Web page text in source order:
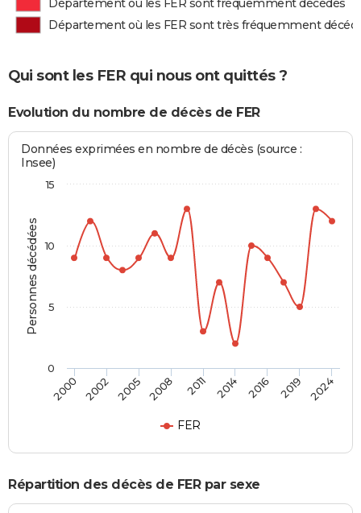
Département où les FER sont fréquemment décédés
Département où les FER sont très fréquemment
Qui sont les FER qui nous ont quittés ?
Evolution du nombre de décès de FER
Personnes décédées
Données exprimées en nombre de décès (source :
Insee)
FER
2000 2002 2005 2008 2011 2014 2016 2019 2024
0
5
10
15
Répartition des décès de FER par sexe